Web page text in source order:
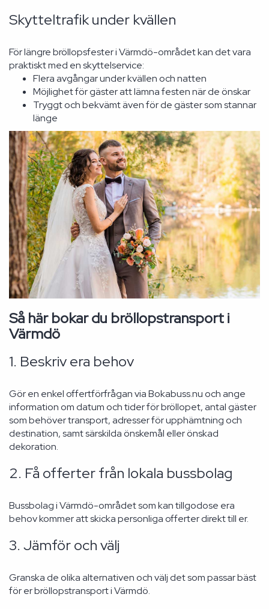
Skytteltrafik under kvällen
För längre bröllopsfester i Värmdö-området kan det vara
praktiskt med en skyttelservice:
Flera avgångar under kvällen och natten
Möjlighet för gäster att lämna festen när de önskar
Tryggt och bekvämt även för de gäster som stannar
länge
Så här bokar du bröllopstransport i
Värmdö
1. Beskriv era behov
Gör en enkel offertförfrågan via Bokabuss.nu och ange
information om datum och tider för bröllopet, antal gäster
som behöver transport, adresser för upphämtning och
destination, samt särskilda önskemål eller önskad
dekoration.
2. Få offerter från lokala bussbolag
Bussbolag i Värmdö-området som kan tillgodose era
behov kommer att skicka personliga offerter direkt till er.
3. Jämför och välj
Granska de olika alternativen och välj det som passar bäst
för er bröllopstransport i Värmdö.